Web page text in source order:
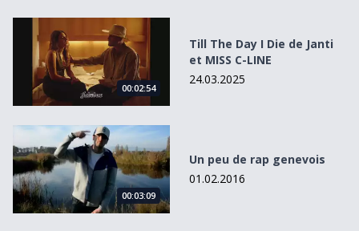
Till The Day I Die de Janti et MISS C-LINE
00:02:54
Till The Day I Die de Janti
et MISS C-LINE
24.03.2025
Un peu de rap genevois
00:03:09
Un peu de rap genevois
01.02.2016